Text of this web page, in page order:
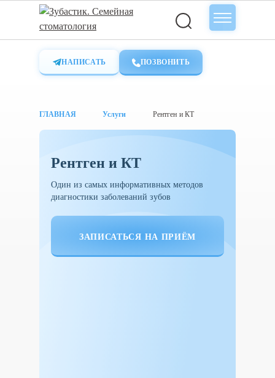
НАПИСАТЬ ПОЗВОНИТЬ
ГЛАВНАЯ Услуги Рентген и КТ
Рентген и КТ
Один из самых информативных методов
диагностики заболеваний зубов
ЗАПИСАТЬСЯ НА ПРИЁМ